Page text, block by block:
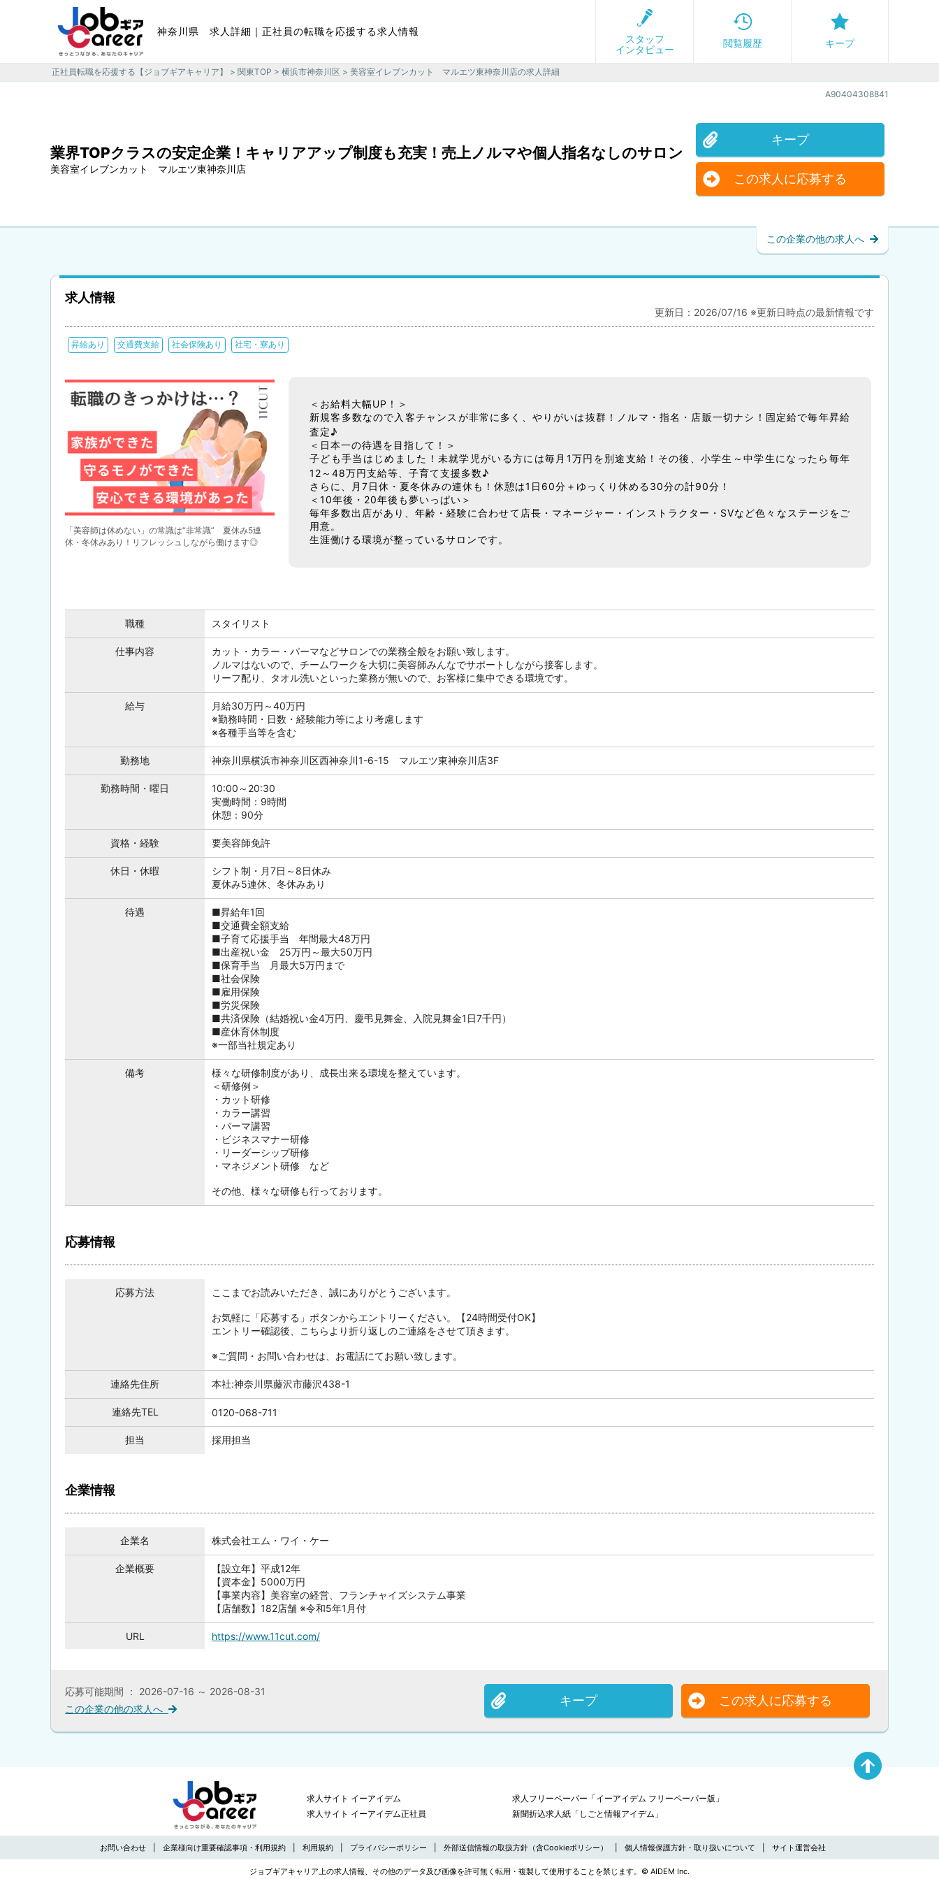
神奈川県 求人詳細｜正社員の転職を応援する求人情報
スタッフ
インタビュー
閲覧履歴 キープ
正社員転職を応援する【ジョブギアキャリア】 > 関東TOP > 横浜市神奈川区 > 美容室イレブンカット マルエツ東神奈川店の求人詳細
A90404308841
業界TOPクラスの安定企業！キャリアアップ制度も充実！売上ノルマや個人指名なしのサロン
美容室イレブンカット マルエツ東神奈川店
キープ
この求人に応募する
この企業の他の求人へ
求人情報
更新日：2026/07/16 ※更新日時点の最新情報です
昇給あり 交通費支給 社会保険あり 社宅・寮あり
「美容師は休めない」の常識は“非常識” 夏休み5連
休・冬休みあり！リフレッシュしながら働けます◎
＜お給料大幅UP！＞
新規客多数なので入客チャンスが非常に多く、やりがいは抜群！ノルマ・指名・店販一切ナシ！固定給で毎年昇給
査定♪
＜日本一の待遇を目指して！＞
子ども手当はじめました！未就学児がいる方には毎月1万円を別途支給！その後、小学生～中学生になったら毎年
12～48万円支給等、子育て支援多数♪
さらに、月7日休・夏冬休みの連休も！休憩は1日60分＋ゆっくり休める30分の計90分！
＜10年後・20年後も夢いっぱい＞
毎年多数出店があり、年齢・経験に合わせて店長・マネージャー・インストラクター・SVなど色々なステージをご
用意。
生涯働ける環境が整っているサロンです。
職種 スタイリスト
仕事内容
カット・カラー・パーマなどサロンでの業務全般をお願い致します。
ノルマはないので、チームワークを大切に美容師みんなでサポートしながら接客します。
リーフ配り、タオル洗いといった業務が無いので、お客様に集中できる環境です。
給与
月給30万円～40万円
※勤務時間・日数・経験能力等により考慮します
※各種手当等を含む
勤務地 神奈川県横浜市神奈川区西神奈川1-6-15 マルエツ東神奈川店3F
勤務時間・曜日
10:00～20:30
実働時間：9時間
休憩：90分
資格・経験 要美容師免許
休日・休暇
シフト制・月7日～8日休み
夏休み5連休、冬休みあり
待遇
■昇給年1回
■交通費全額支給
■子育て応援手当 年間最大48万円
■出産祝い金 25万円～最大50万円
■保育手当 月最大5万円まで
■社会保険
■雇用保険
■労災保険
■共済保険（結婚祝い金4万円、慶弔見舞金、入院見舞金1日7千円）
■産休育休制度
※一部当社規定あり
備考
様々な研修制度があり、成長出来る環境を整えています。
＜研修例＞
・カット研修
・カラー講習
・パーマ講習
・ビジネスマナー研修
・リーダーシップ研修
・マネジメント研修 など
その他、様々な研修も行っております。
応募情報
応募方法 ここまでお読みいただき、誠にありがとうございます。
お気軽に「応募する」ボタンからエントリーください。【24時間受付OK】
エントリー確認後、こちらより折り返しのご連絡をさせて頂きます。
※ご質問・お問い合わせは、お電話にてお願い致します。
連絡先住所 本社:神奈川県藤沢市藤沢438-1
連絡先TEL 0120-068-711
担当 採用担当
企業情報
企業名 株式会社エム・ワイ・ケー
企業概要
【設立年】平成12年
【資本金】5000万円
【事業内容】美容室の経営、フランチャイズシステム事業
【店舗数】182店舗 ※令和5年1月付
URL https://www.11cut.com/
この求人に応募する
キープ
応募可能期間 ： 2026-07-16 ～ 2026-08-31
この企業の他の求人へ
求人サイト イーアイデム
求人サイト イーアイデム正社員
求人フリーペーパー「イーアイデム フリーペーパー版」
新聞折込求人紙「しごと情報アイデム」
お問い合わせ 企業様向け重要確認事項・利用規約 利用規約 プライバシーポリシー 外部送信情報の取扱方針（含Cookieポリシー） 個人情報保護方針・取り扱いについて サイト運営会社
ジョブギアキャリア上の求人情報、その他のデータ及び画像を許可無く転用・複製して使用することを禁じます。 © AIDEM Inc.